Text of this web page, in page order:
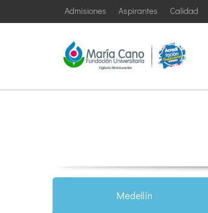
Calidad
Aspirantes
Admisiones
Medellín